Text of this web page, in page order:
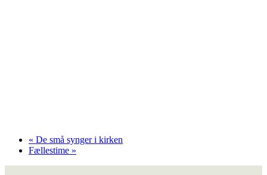
« De små synger i kirken
Fællestime »